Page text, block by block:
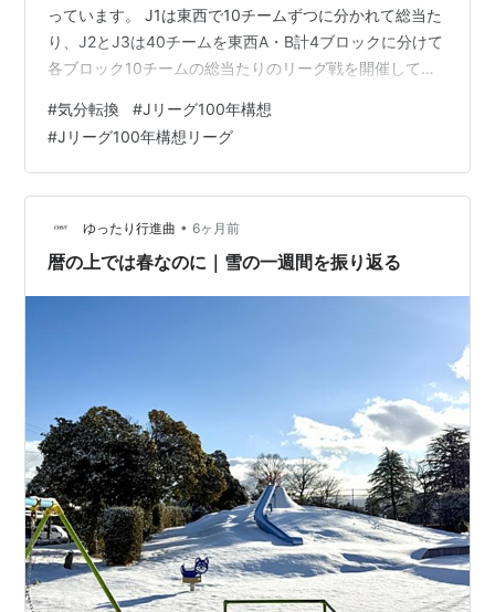
っています。 J1は東西で10チームずつに分かれて総当た
り、J2とJ3は40チームを東西A・B計4ブロックに分けて
各ブロック10チームの総当たりのリーグ戦を開催してい
を見ています。 ということで最初は2月8日（日）、SC
相模原対ザスパ群馬戦。 「祝開幕！」と思いましたが、
前日から降り続いている雪が積もり、ご覧の状況。ピッ
チも雪かきをされていましたが、やってもやっても積も
っていたので「⛄中止⛄」もやむなしかな。次の試合は2
月14日の湘南ベ…
#気分転換 #Jリーグ100年構想
#Jリーグ100年構想リーグ
ゆったり行進曲 • 6ヶ月前
暦の上では春なのに｜雪の一週間を振り返る